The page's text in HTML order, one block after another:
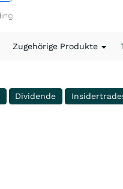
Zugehörige Produkte
Dividende